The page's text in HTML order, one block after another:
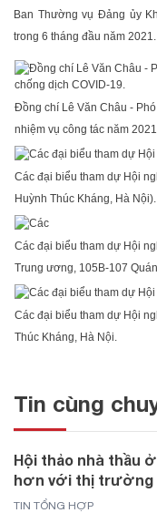
Ban Thường vụ Đảng ủy
trong 6 tháng đầu năm 2021.
Đồng chí Lê Văn Châu -
nhiệm vụ công tác năm
Các đại biểu tham dự Hội
Huỳnh Thúc Kháng, Hà Nội).
Các đại biểu tham dự Hội
Trung ương, 105B-107
Các đại biểu tham dự Hội
Thúc Kháng, Hà Nội.
Tin cùng
Hội thảo nhà thầu
hơn với thị trường
TIN TỔNG HỢP